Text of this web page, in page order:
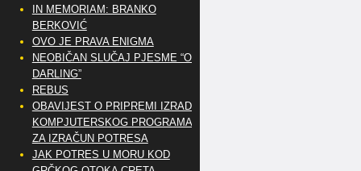
IN MEMORIAM: BRANKO
BERKOVIĆ
OVO JE PRAVA ENIGMA
NEOBIČAN SLUČAJ PJESME “OH
DARLING”
REBUS
OBAVIJEST O PRIPREMI IZRADE
KOMPJUTERSKOG PROGRAMA
ZA IZRAČUN POTRESA
JAK POTRES U MORU KOD